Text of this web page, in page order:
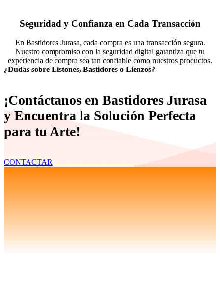
Seguridad y Confianza en Cada Transacción
En Bastidores Jurasa, cada compra es una transacción segura.
Nuestro compromiso con la seguridad digital garantiza que tu
experiencia de compra sea tan confiable como nuestros productos.
¿Dudas sobre Listones, Bastidores o Lienzos?
¡Contáctanos en Bastidores Jurasa
y Encuentra la Solución Perfecta
para tu Arte!
CONTACTAR